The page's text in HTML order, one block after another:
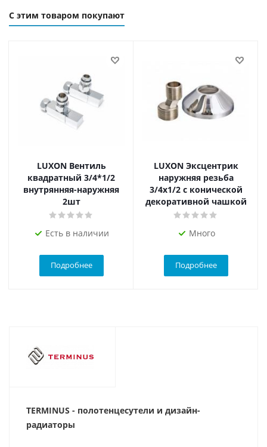
С этим товаром покупают
LUXON Вентиль
квадратный 3/4*1/2
внутрянняя-наружняя
2шт
Есть в наличии
Подробнее
LUXON Эксцентрик
наружняя резьба
3/4х1/2 с конической
декоративной чашкой
Много
Подробнее
TERMINUS - полотенцесутели и дизайн-
радиаторы